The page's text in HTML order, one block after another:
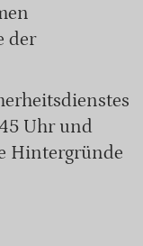
der
Uhr und
Hintergründe